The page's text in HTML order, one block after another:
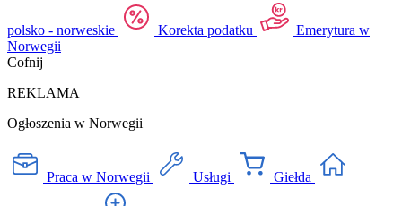
polsko - norweskie Korekta podatku
Emerytura w
Norwegii
Cofnij
REKLAMA
Ogłoszenia w Norwegii
Praca w Norwegii Usługi Giełda